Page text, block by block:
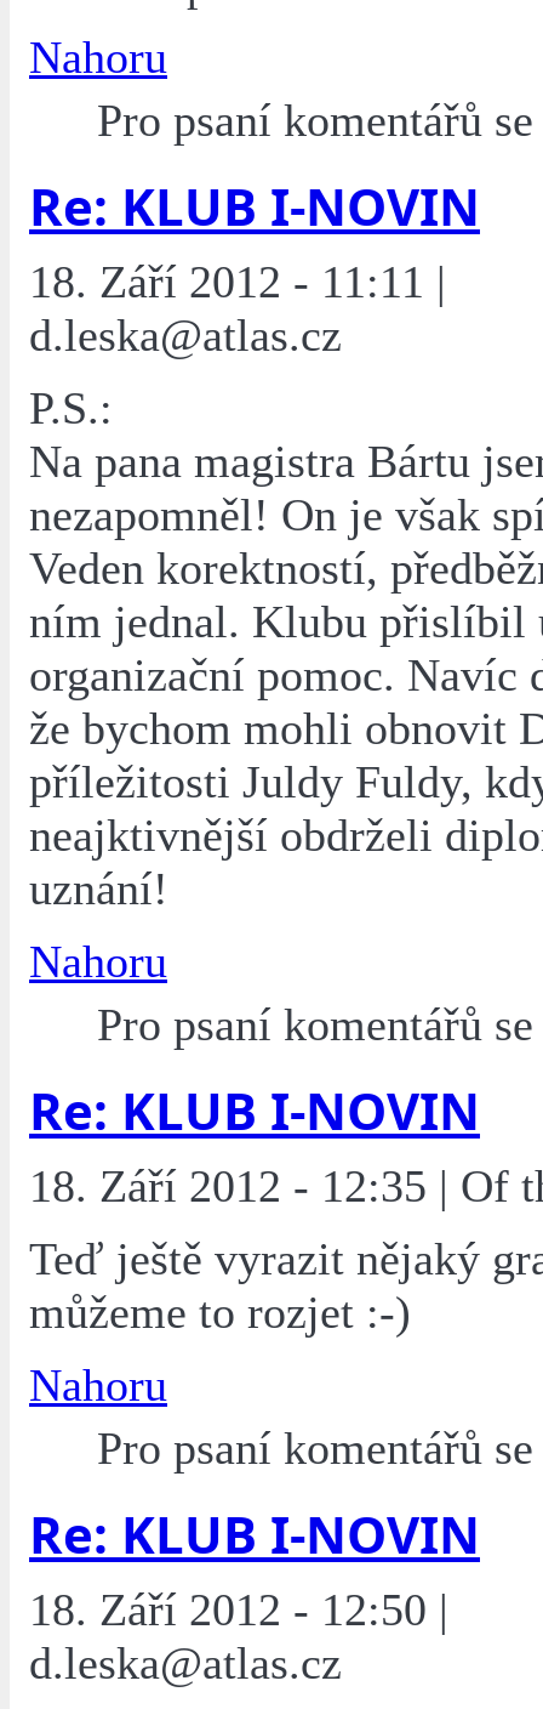
Nahoru
Pro psaní komentářů
Re: KLUB I-NOVIN
18. Září 2012 - 11:11 |
d.leska@atlas.cz
P.S.:
Na pana magistra Bártu
nezapomněl! On je však
Veden korektností,
ním jednal. Klubu přislíbil
organizační pomoc. Navíc
že bychom mohli obnovit
příležitosti Juldy Fuldy,
neajktivnější obdrželi
uznání!
Nahoru
Pro psaní komentářů
Re: KLUB I-NOVIN
18. Září 2012 - 12:35 | Of
Teď ještě vyrazit nějaký
můžeme to rozjet :-)
Nahoru
Pro psaní komentářů
Re: KLUB I-NOVIN
18. Září 2012 - 12:50 |
d.leska@atlas.cz